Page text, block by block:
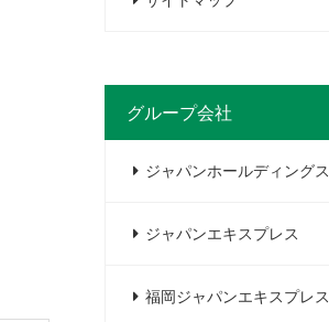
グループ会社
ジャパンホールディングス
ジャパンエキスプレス
福岡ジャパンエキスプレス